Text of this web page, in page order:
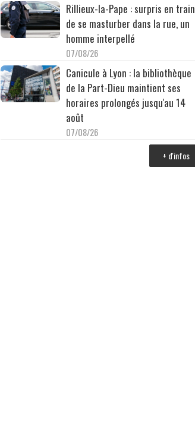
Rillieux-la-Pape : surpris en train
de se masturber dans la rue, un
homme interpellé
07/08/26
Canicule à Lyon : la bibliothèque
de la Part-Dieu maintient ses
horaires prolongés jusqu'au 14
août
07/08/26
+ d'infos